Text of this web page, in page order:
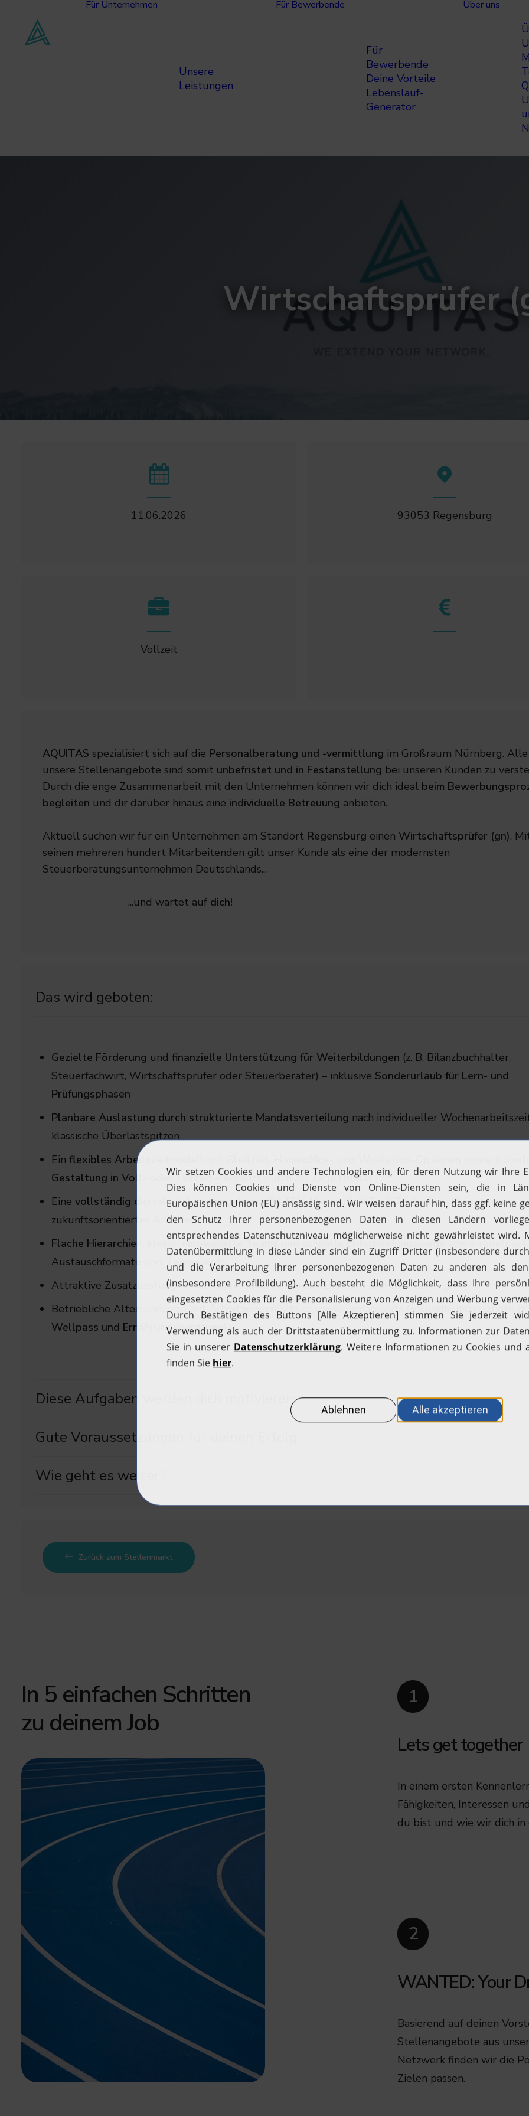
Für Unternehmen
Unsere
Leistungen
Für Bewerbende
Für
Bewerbende
Deine Vorteile
Lebenslauf-
Generator
Über uns
Wirtschaftsprüfer
11.06.2026 93053 Regensburg
Vollzeit
AQUITAS spezialisiert sich auf die Personalberatung und -vermittlung im Großraum Nürnberg. Alle
unsere Stellenangebote sind somit unbefristet und in Festanstellung bei unseren Kunden zu
Durch die enge Zusammenarbeit mit den Unternehmen können wir dich ideal beim
begleiten und dir darüber hinaus eine individuelle Betreuung anbieten.
Aktuell suchen wir für ein Unternehmen am Standort Regensburg einen Wirtschaftsprüfer (gn).
seinen mehreren hundert Mitarbeitenden gilt unser Kunde als eine der modernsten
Steuerberatungsunternehmen Deutschlands...
...und wartet auf dich!
Das wird geboten:
Gezielte Förderung und finanzielle Unterstützung für Weiterbildungen (z. B. Bilanzbuchhalter,
Steuerfachwirt, Wirtschaftsprüfer oder Steuerberater) – inklusive Sonderurlaub für Lern- und
Prüfungsphasen
Planbare Auslastung durch strukturierte Mandatsverteilung nach individueller
klassische Überlastspitzen
Ein flexibles Arbeitszeitmodell
Gestaltung in Voll- oder Teilzeit– ergänzt durch30 Tage Urlaub
Eine vollständig digitale Arbeitsumgebung(DATEV, Microsoft 365, KI-Tools) für effizientes und
zukunftsorientiertes Arbeiten
Flache Hierarchien, kleine, eingespielte Teams und schnelle Entscheidungswegesowie
Austauschformate und Teamevents
Attraktive Zusatzleistungen wieGivve Card, Corporate Benefits und Bike Leasing
Betriebliche Altersvorsorge mit Arbeitgeberzuschuss sowie umfassende Gesundheitsangebote (z.
Wellpass und Ernährungsberatung)
Diese Aufgaben werden dich motivieren:
Gute Voraussetzungen für deinen Erfolg:
Wie geht es weiter?
Zurück zum Stellenmarkt
In 5 einfachen Schritten
zu deinem Job
1
Lets get together
In einem ersten
Fähigkeiten, Interessen
du bist und wie wir dich
2
WANTED: Your
Basierend auf deinen
Stellenangebote aus
Netzwerk finden wir die
Zielen passen.​